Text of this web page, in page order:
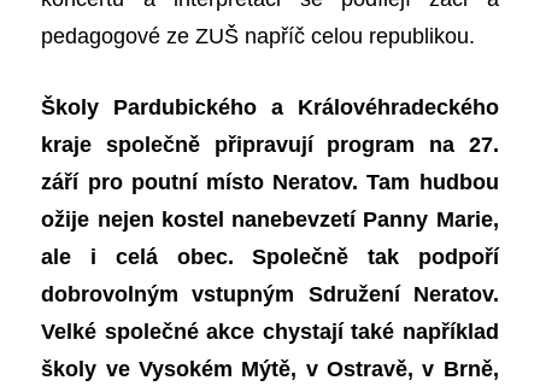
pedagogové ze ZUŠ napříč celou republikou.
Školy Pardubického a Královéhradeckého
kraje společně připravují program na 27.
září pro poutní místo Neratov. Tam hudbou
ožije nejen kostel nanebevzetí Panny Marie,
ale i celá obec. Společně tak podpoří
dobrovolným vstupným Sdružení Neratov.
Velké společné akce chystají také například
školy ve Vysokém Mýtě, v Ostravě, v Brně,